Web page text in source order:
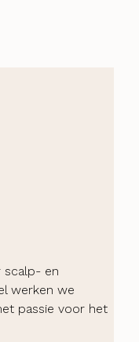
scalp- en
werken we
passie voor het